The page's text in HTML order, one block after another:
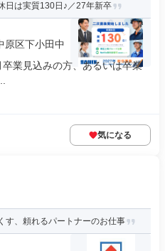
日は実質130日♪／27年新卒
原区下小田中
業見込みの方、あるいは卒業
気になる
す、頼れるパートナーのお仕事